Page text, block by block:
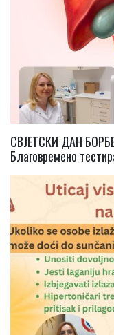
СВЈЕТСКИ ДАН
Благовремено